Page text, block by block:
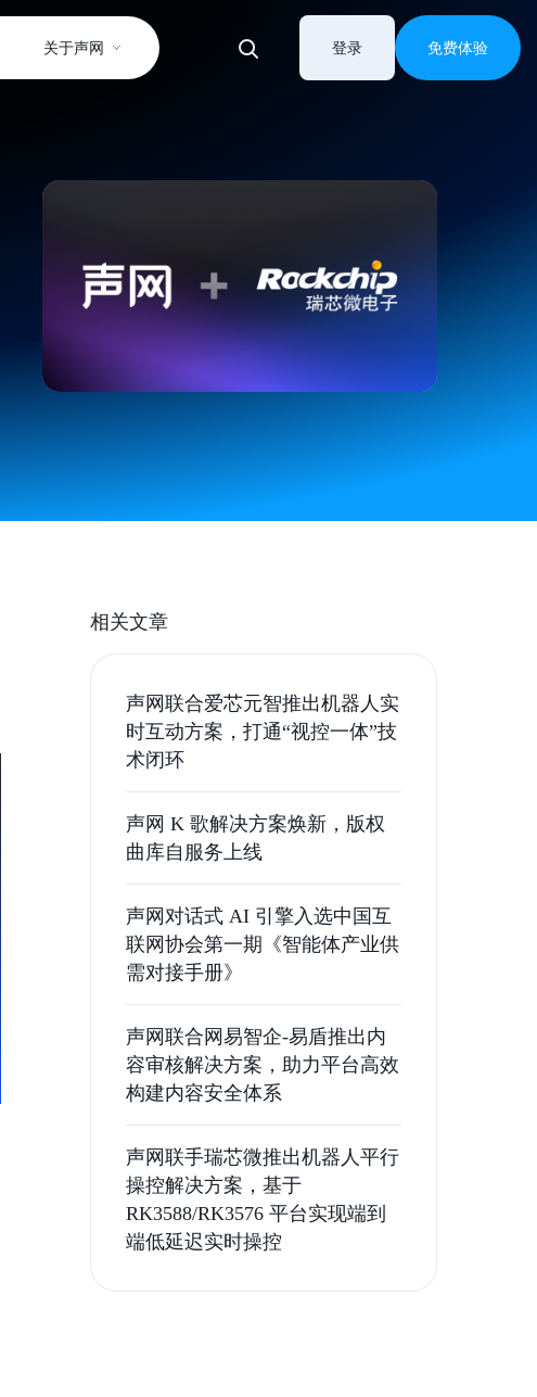
关于声网 登录 免费体验
相关文章
声网联合爱芯元智推出机器人实
时互动方案，打通“视控一体”技
术闭环
声网 K 歌解决方案焕新，版权
曲库自服务上线
声网对话式 AI 引擎入选中国互
联网协会第一期《智能体产业供
需对接手册》
声网联合网易智企-易盾推出内
容审核解决方案，助力平台高效
构建内容安全体系
声网联手瑞芯微推出机器人平行
操控解决方案，基于
RK3588/RK3576 平台实现端到
端低延迟实时操控